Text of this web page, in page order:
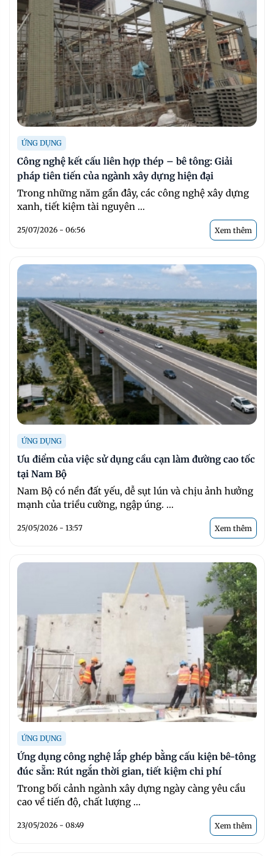
ỨNG DỤNG
Công nghệ kết cấu liên hợp thép – bê tông: Giải
pháp tiên tiến của ngành xây dựng hiện đại
Trong những năm gần đây, các công nghệ xây dựng
xanh, tiết kiệm tài nguyên ...
25/07/2026 - 06:56 Xem thêm
ỨNG DỤNG
Ưu điểm của việc sử dụng cầu cạn làm đường cao tốc
tại Nam Bộ
Nam Bộ có nền đất yếu, dễ sụt lún và chịu ảnh hưởng
mạnh của triều cường, ngập úng. ...
25/05/2026 - 13:57 Xem thêm
ỨNG DỤNG
Ứng dụng công nghệ lắp ghép bằng cấu kiện bê-tông
đúc sẵn: Rút ngắn thời gian, tiết kiệm chi phí
Trong bối cảnh ngành xây dựng ngày càng yêu cầu
cao về tiến độ, chất lượng ...
23/05/2026 - 08:49 Xem thêm